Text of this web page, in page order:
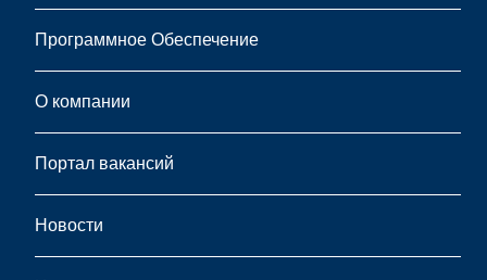
Программное Обеспечение
О компании
Портал вакансий
Новости